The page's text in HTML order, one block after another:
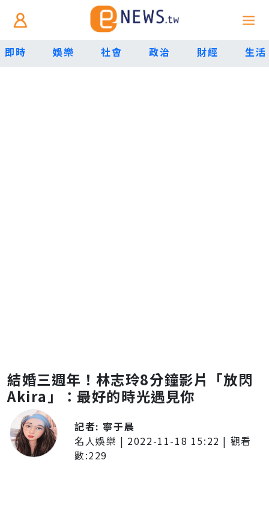
即時 娛樂 社會 政治 財經 生活
結婚三週年！林志玲8分鐘影片「放閃
Akira」：最好的時光遇見你
記者: 寧于晨
名人娛樂 | 2022-11-18 15:22 | 觀看
數:229